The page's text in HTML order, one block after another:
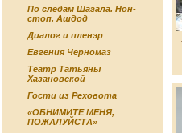
По следам Шагала. Нон-
стоп. Ашдод
Диалог и пленэр
Евгения Черномаз
Театр Татьяны
Хазановской
Гости из Реховота
«ОБНИМИТЕ МЕНЯ,
ПОЖАЛУЙСТА»